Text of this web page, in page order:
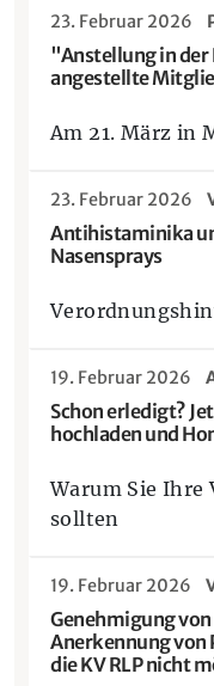
"Anstellung in
angestellte
23. Februar 2026
Am 21. März in
Antihistaminika
Nasensprays
23. Februar 2026
Schon erledigt?
hochladen und
19. Februar 2026
Warum Sie Ihre
sollten
Genehmigung
Anerkennung von
die KV RLP nicht
19. Februar 2026